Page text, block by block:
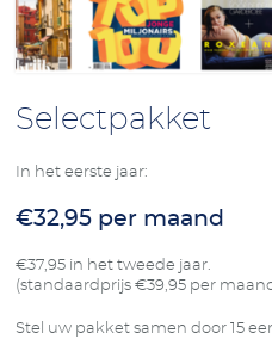
Selectpakket
In het eerste jaar:
€32,95 per maand
€37,95 in het tweede jaar.
(standaardprijs €39,95 per
Stel uw pakket samen door 15